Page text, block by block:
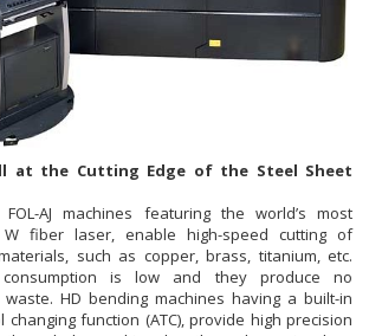
at the Cutting Edge of the Steel Sheet
FOL-AJ machines featuring the world’s most
fiber laser, enable high-speed cutting of
such as copper, brass, titanium, etc.
is low and they produce no
HD bending machines having a built-in
changing function (ATC), provide high precision